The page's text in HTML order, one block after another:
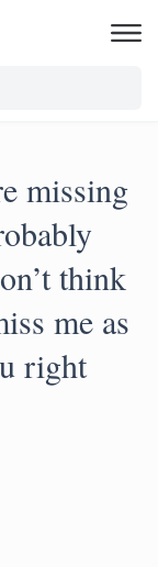
missing
think
me as
right